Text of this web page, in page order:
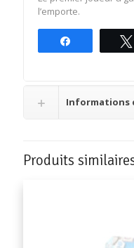
l’emporte.
Informations
Produits